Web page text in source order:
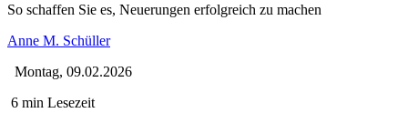
So schaffen Sie es, Neuerungen erfolgreich zu machen
Anne M. Schüller
Montag, 09.02.2026
6 min Lesezeit